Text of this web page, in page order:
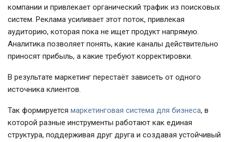
компании и привлекает органический трафик из поисковых
систем. Реклама усиливает этот поток, привлекая
аудиторию, которая пока не ищет продукт напрямую.
Аналитика позволяет понять, какие каналы действительно
приносят прибыль, а какие требуют корректировки.
В результате маркетинг перестаёт зависеть от одного
источника клиентов.
Так формируется маркетинговая система для бизнеса, в
которой разные инструменты работают как единая
структура, поддерживая друг друга и создавая устойчивый